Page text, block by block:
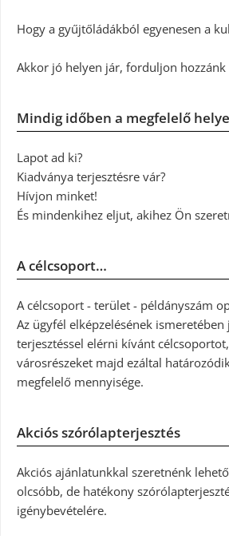
Hogy a gyűjtőládákból egyenesen a
Akkor jó helyen jár, forduljon
Mindig időben a megfelelő
Lapot ad ki?
Kiadványa terjesztésre vár?
Hívjon minket!
És mindenkihez eljut, akihez Ön
A célcsoport…
A célcsoport - terület - példányszám
Az ügyfél elképzelésének ismeretében
terjesztéssel elérni kívánt
városrészeket majd ezáltal
megfelelő mennyisége.
Akciós szórólapterjesztés
Akciós ajánlatunkkal szeretnénk
olcsóbb, de hatékony
igénybevételére.